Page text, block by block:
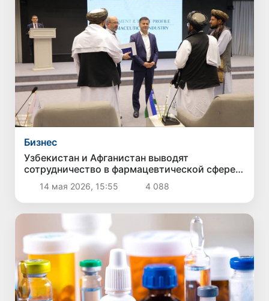
Бизнес
Узбекистан и Афганистан выводят
сотрудничество в фармацевтической сфере
на новый уровень
14 мая 2026, 15:55 4 088